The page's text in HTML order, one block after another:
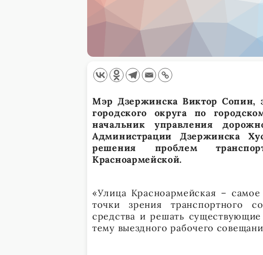
Мэр Дзержинска Виктор Сопин,
городского округа по
начальник управления
Администрации Дзержинска
решения проблем
Красноармейской.
«Улица Красноармейская –
точки зрения транспортного
средства и решать
тему выездного рабочего